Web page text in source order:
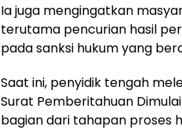
Ia juga mengingatkan
terutama pencurian hasil
pada sanksi hukum yang
Saat ini, penyidik tengah
Surat Pemberitahuan
bagian dari tahapan proses